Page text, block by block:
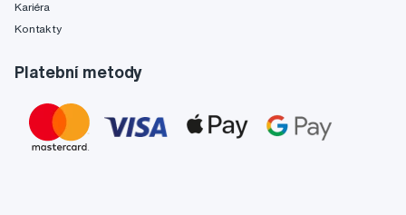
Kariéra
Kontakty
Platební metody